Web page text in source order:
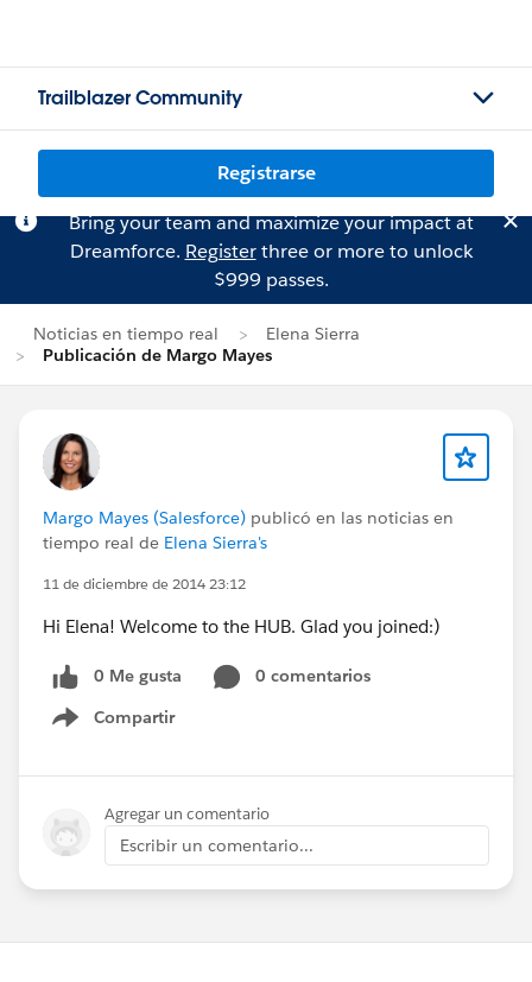
Trailblazer Community
Registrarse
Bring your team and maximize your impact at
Dreamforce. Registerthree or more to unlock
$999 passes.
Noticias en tiempo real
Elena Sierra
Publicación de Margo Mayes
Margo Mayes (Salesforce) publicó en las noticias en
tiempo real de Elena Sierra's
11 de diciembre de 2014 23:12
Hi Elena! Welcome to the HUB. Glad you joined:)
0 Me gusta
0 comentarios
Compartir
Show menu
Agregar un comentario
Escribir un comentario...